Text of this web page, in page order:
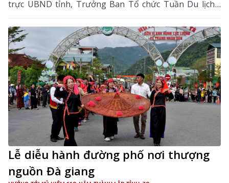
trực UBND tỉnh, Trưởng Ban Tổ chức Tuần Du lịch -
Văn hóa Lai Châu năm 2024 chủ trì cuộc họp. Dự họp
có các đồng chí thành viên Ban Tổ chức Tuần Du lịch -
Văn hóa Lai Châu năm 2024.
Lễ diễu hành đường phố nơi thượng
nguồn Đà giang